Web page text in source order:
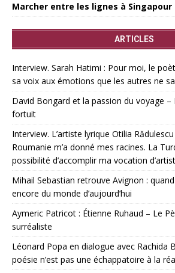
Marcher entre les lignes à Singapour
ARTICLES
Interview. Sarah Hatimi : Pour moi, le
sa voix aux émotions que les autres ne
David Bongard et la passion du voyage
fortuit
Interview. L’artiste lyrique Otilia
Roumanie m’a donné mes racines. La
possibilité d’accomplir ma vocation
Mihail Sebastian retrouve Avignon : quand
encore du monde d’aujourd’hui
Aymeric Patricot : Étienne Ruhaud – Le
surréaliste
Léonard Popa en dialogue avec Rachida
poésie n’est pas une échappatoire à la